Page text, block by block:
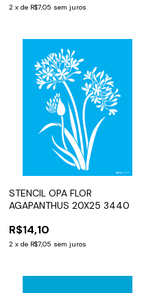
2 x de R$7,05 sem juros
STENCIL OPA FLOR
AGAPANTHUS 20X25 3440
R$14,10
2 x de R$7,05 sem juros